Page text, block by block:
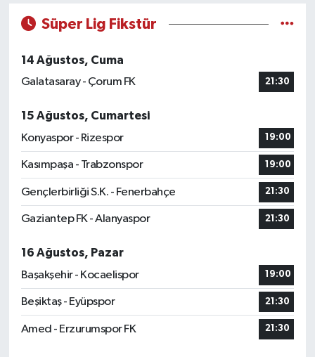
Süper Lig Fikstür
14 Ağustos, Cuma
Galatasaray - Çorum FK
21:30
15 Ağustos, Cumartesi
Konyaspor - Rizespor
19:00
Kasımpaşa - Trabzonspor 19:00
Gençlerbirliği S.K. - Fenerbahçe 21:30
Gaziantep FK - Alanyaspor 21:30
16 Ağustos, Pazar
Başakşehir - Kocaelispor
19:00
Beşiktaş - Eyüpspor 21:30
Amed - Erzurumspor FK 21:30